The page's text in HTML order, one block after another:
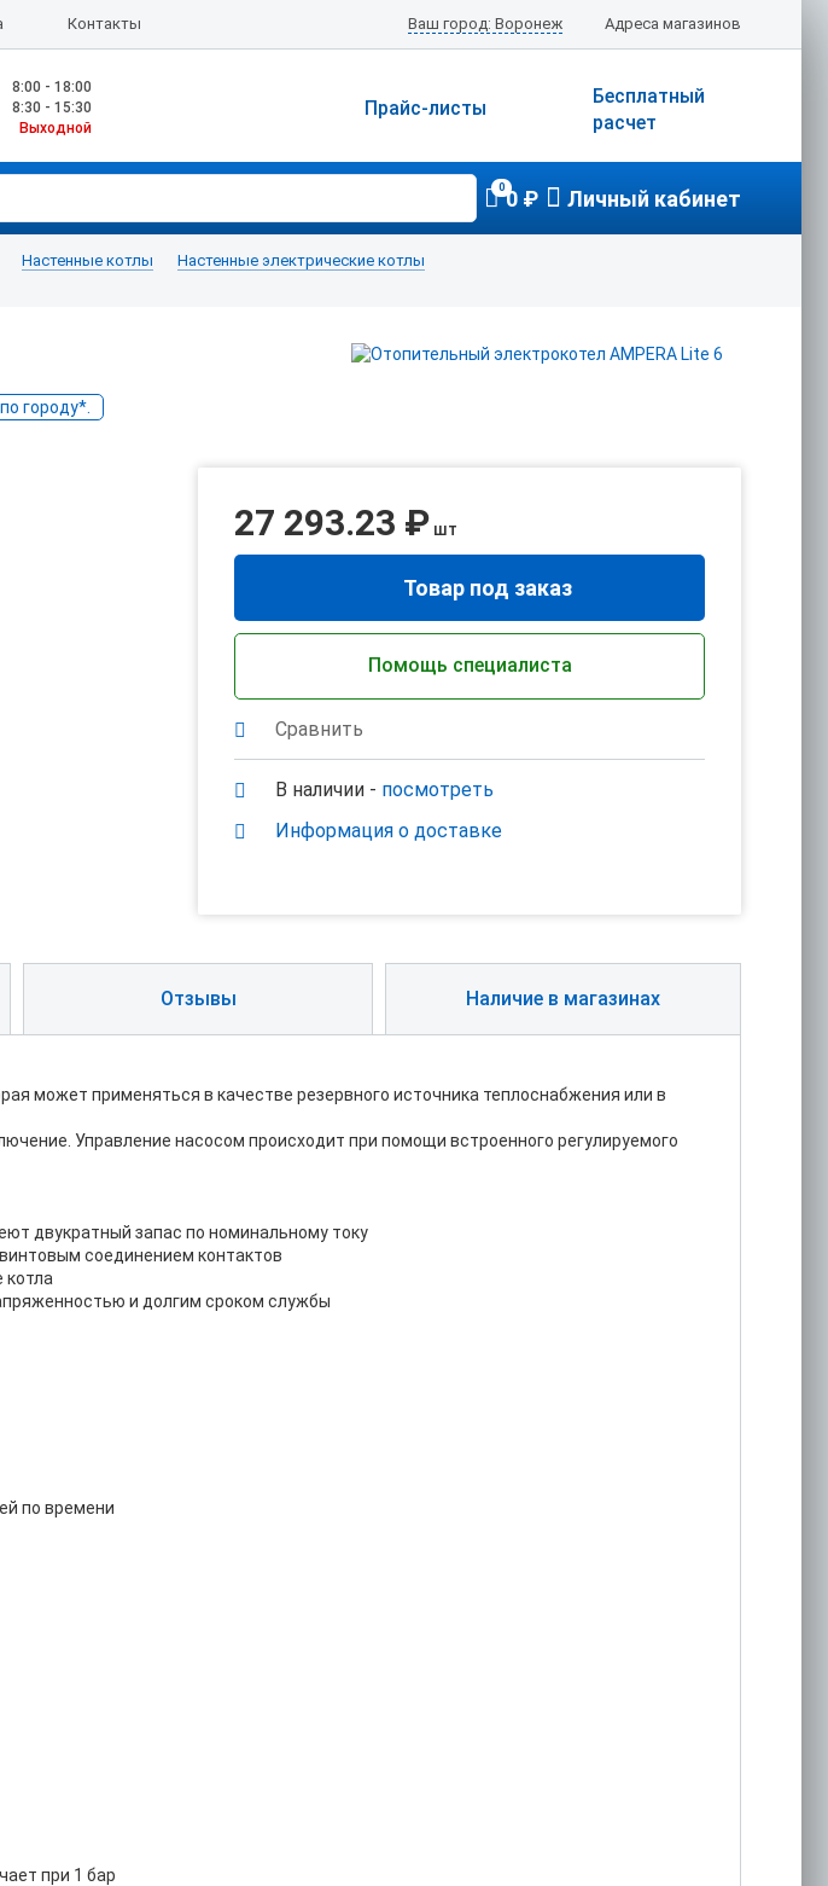
Контакты Адреса магазинов
Ваш город: Воронеж
8:00 - 18:00
8:30 - 15:30
Выходной
Бесплатный
расчет
Прайс-листы
00 ₽ Личный кабинет
Настенные котлы
Настенные электрические котлы
городу*.
27 293.23 ₽ шт
Товар под заказ
Помощь специалиста
Сравнить
В наличии - посмотреть
Информация о доставке
Отзывы Наличие в магазинах
может применяться в качестве резервного источника теплоснабжения или в
Управление насосом происходит при помощи встроенного регулируемого
двукратный запас по номинальному току
соединением контактов
котла
и долгим сроком службы
по времени
при 1 бар